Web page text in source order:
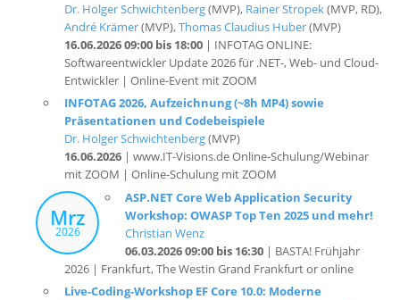
16.06.2026 09:00 bis 18:00| INFOTAG ONLINE:
Softwareentwickler Update 2026 für .NET-, Web- und Cloud-
Entwickler | Online-Event mit ZOOM
INFOTAG 2026, Aufzeichnung (~8h MP4) sowie
Präsentationen und Codebeispiele
Dr. Holger Schwichtenberg(MVP)
16.06.2026| www.IT-Visions.de Online-Schulung/Webinar
mit ZOOM | Online-Schulung mit ZOOM
Mrz
2026
ASP.NET Core Web Application Security
Workshop: OWASP Top Ten 2025 und mehr!
Christian Wenz
06.03.2026 09:00 bis 16:30| BASTA! Frühjahr
2026 | Frankfurt, The Westin Grand Frankfurt or online
Live-Coding-Workshop EF Core 10.0: Moderne
Datenzugriffsarchitekturen mit Entity Framework
Core 10.0 für Ein- und Umsteiger